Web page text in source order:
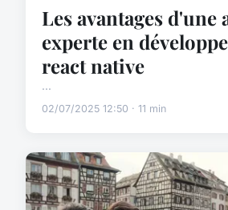
Les avantages d'une
experte en
react native
...
02/07/2025 12:50 · 11 min